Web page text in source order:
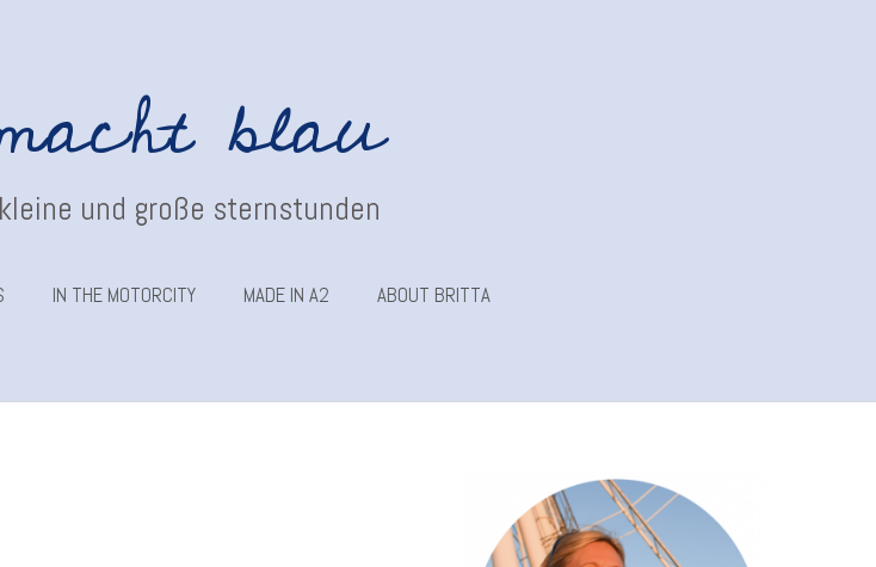
blau
und große sternstunden
IN THE MOTORCITY MADE IN A2 ABOUT BRITTA